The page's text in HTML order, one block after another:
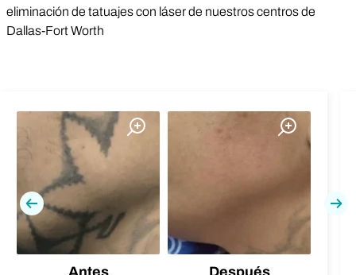
eliminación de tatuajes con láser de nuestros centros de
Dallas-Fort Worth
Antes Después
Previa